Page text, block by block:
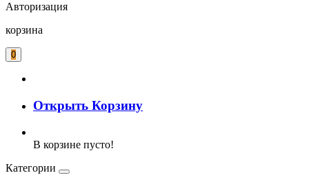
Авторизация
корзина
0
Открыть Корзину
В корзине пусто!
Категории